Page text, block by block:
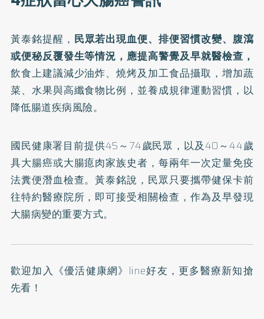
黃泰銘提醒， 民眾若出現血便、排便習慣改變、腹瀉
或便秘反覆發生等情況，應提高警覺及早就醫檢查，
飲食上建議減少油炸、燒烤及加工食品攝取，增加蔬
菜、水果與高纖食物比例，並養成規律運動習慣，以
降低腸道疾病風險。
國民健康署目前提供45～74歲民眾，以及40～44歲
具大腸癌或大腸瘜肉家族史者，每兩年一次定量免疫
法糞便潛血檢查。黃泰銘說，民眾只要攜帶健保卡前
往特約醫療院所，即可接受相關檢查，作為及早發現
大腸病變的重要方式。
歡迎加入 《優活健康網》line好友 ，更多醫療新知搶
先看！